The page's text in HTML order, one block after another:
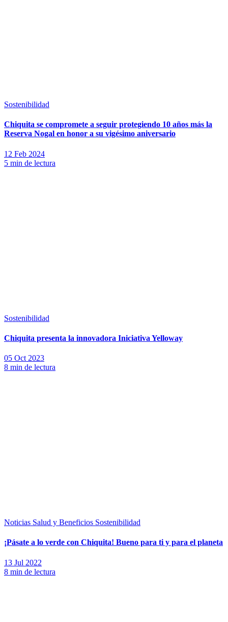
Sostenibilidad
Chiquita se compromete a seguir protegiendo 10 años más la
Reserva Nogal en honor a su vigésimo aniversario
12 Feb 2024
5 min de lectura
Sostenibilidad
Chiquita presenta la innovadora Iniciativa Yelloway
05 Oct 2023
8 min de lectura
Noticias Salud y Beneficios Sostenibilidad
¡Pásate a lo verde con Chiquita! Bueno para ti y para el planeta
13 Jul 2022
8 min de lectura